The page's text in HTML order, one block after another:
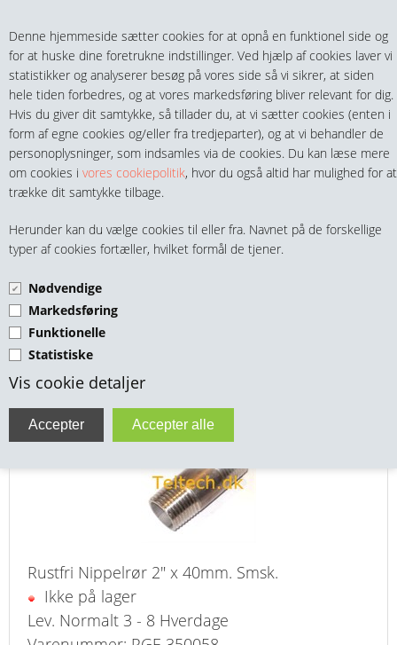
Denne hjemmeside sætter cookies for at opnå en funktionel side og
for at huske dine foretrukne indstillinger. Ved hjælp af cookies laver vi
statistikker og analyserer besøg på vores side så vi sikrer, at siden
hele tiden forbedres, og at vores markedsføring bliver relevant for dig.
Hvis du giver dit samtykke, så tillader du, at vi sætter cookies (enten i
form af egne cookies og/eller fra tredjeparter), og at vi behandler de
personoplysninger, som indsamles via de cookies. Du kan læse mere
om cookies i vores cookiepolitik, hvor du også altid har mulighed for at
trække dit samtykke tilbage.
Herunder kan du vælge cookies til eller fra. Navnet på de forskellige
typer af cookies fortæller, hvilket formål de tjener.
Nødvendige
Markedsføring
Funktionelle
Statistiske
Vis cookie detaljer
Teltech.dk 0 vare(r) i kurven
0,00 DKK
MENU
HANER & VENTILER
SLANGER, KOBLINGER & TILBEHØR
RØR & TILBEHØR
TEKNIK & AUTOMATIK
VA FITTINGS & VENTILER
ENTREPENØRARBEJDE- & UDSTYR
BEFÆSTIGELSE
BESPÆNDING, GUMMIDELE M.M.
RUSTFRIE 2" NIPPELRØR
316
Rustfri 2" x 40mm Nippelrør smsk. 316
Rustfri Nippelrør 2" x 40mm. Smsk.
Ikke på lager
Lev. Normalt 3 - 8 Hverdage